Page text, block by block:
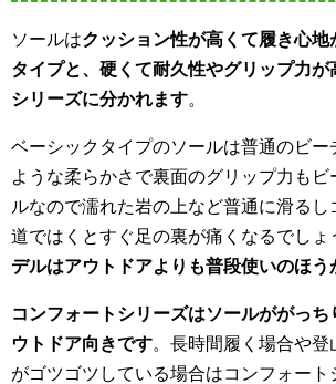
ソールはクッション性が高くて履き心地
タイプと、硬くて耐久性やグリップ力が
シリーズに分かれます。
ベーシックタイプのソールは普通のビー
ような柔らかさで裏面のグリップ力も
ルなので濡れた岩の上など普通に滑るし
道ではくとすぐ足の裏が痛くなるでしょ
デルはアウトドアよりも普段使いのほう
コンフォートシリーズはソールががっ
ウトドア向きです。長時間履く場合や
がゴツゴツしている場合はコンフォート